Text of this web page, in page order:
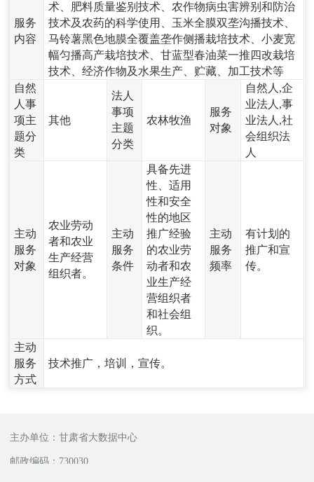
服务
内容
术、肥料质量鉴别技术、农作物病虫害辨别和防治
技术及农药的科学使用、玉米全膜双垄沟播技术、
马铃薯黑色地膜全覆盖垄作侧播栽培技术、小麦宽
幅匀播高产栽培技术、甘蓝型春油菜一推四改栽培
技术、经济作物及水果生产、贮藏、加工技术等
自然
人事
项主
题分
类
其他
法人
事项
主题
分类
农林牧渔
服务
对象
自然人,企
业法人,事
业法人,社
会组织法
人
主动
服务
对象
农业劳动
者和农业
生产经营
组织者。
主动
服务
条件
具备先进
性、适用
性和安全
性的地区
推广经验
的农业劳
动者和农
业生产经
营组织者
和社会组
织。
主动
服务
频率
有计划的
推广和宣
传。
主动
服务
方式
技术推广，培训，宣传。
主办单位：甘肃省大数据中心
邮政编码：730030